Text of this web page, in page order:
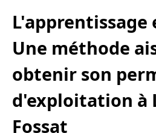
L'apprentissage
Une méthode
obtenir son
d'exploitation à
Fossat